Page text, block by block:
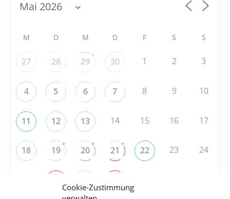
Cookie-Zustimmung
M D M D F S S
27 28 29
+
30 1 2 3
4 5 6 7 8 9 10
11 12 13 14 15 16 17
18 19
+
20
+
21
+
22 23 24